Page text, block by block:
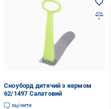
Сноуборд дитячий з кермом
62/1497 Салатовий
оцінити